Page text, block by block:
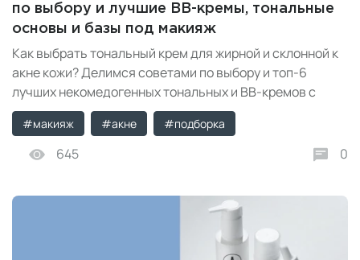
по выбору и лучшие BB-кремы, тональные
основы и базы под макияж
Как выбрать тональный крем для жирной и склонной к
акне кожи? Делимся советами по выбору и топ-6
лучших некомедогенных тональных и BB-кремов с
уходовыми компонентами и матирующим эффектом.
#макияж #акне #подборка
645 0